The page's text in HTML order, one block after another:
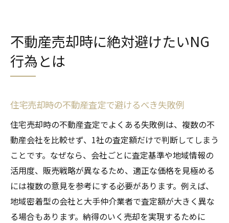
不動産売却時に絶対避けたいNG
行為とは
住宅売却時の不動産査定で避けるべき失敗例
住宅売却時の不動産査定でよくある失敗例は、複数の不
動産会社を比較せず、1社の査定額だけで判断してしまう
ことです。なぜなら、会社ごとに査定基準や地域情報の
活用度、販売戦略が異なるため、適正な価格を見極める
には複数の意見を参考にする必要があります。例えば、
地域密着型の会社と大手仲介業者で査定額が大きく異な
る場合もあります。納得のいく売却を実現するために